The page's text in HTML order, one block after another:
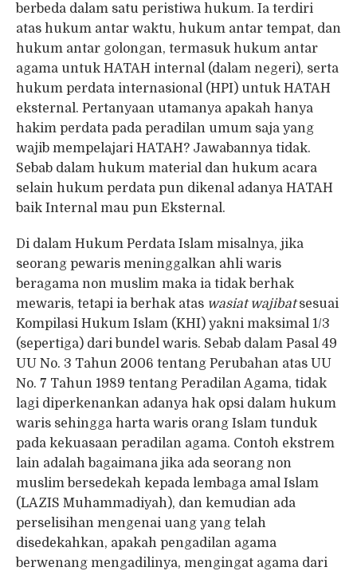
berbeda dalam satu peristiwa hukum. Ia terdiri
atas hukum antar waktu, hukum antar tempat, dan
hukum antar golongan, termasuk hukum antar
agama untuk HATAH internal (dalam negeri), serta
hukum perdata internasional (HPI) untuk HATAH
eksternal. Pertanyaan utamanya apakah hanya
hakim perdata pada peradilan umum saja yang
wajib mempelajari HATAH? Jawabannya tidak.
Sebab dalam hukum material dan hukum acara
selain hukum perdata pun dikenal adanya HATAH
baik Internal mau pun Eksternal.
Di dalam Hukum Perdata Islam misalnya, jika
seorang pewaris meninggalkan ahli waris
beragama non muslim maka ia tidak berhak
mewaris, tetapi ia berhak atas wasiat wajibatsesuai
Kompilasi Hukum Islam (KHI) yakni maksimal 1/3
(sepertiga) dari bundel waris. Sebab dalam Pasal 49
UU No. 3 Tahun 2006 tentang Perubahan atas UU
No. 7 Tahun 1989 tentang Peradilan Agama, tidak
lagi diperkenankan adanya hak opsi dalam hukum
waris sehingga harta waris orang Islam tunduk
pada kekuasaan peradilan agama. Contoh ekstrem
lain adalah bagaimana jika ada seorang non
muslim bersedekah kepada lembaga amal Islam
(LAZIS Muhammadiyah), dan kemudian ada
perselisihan mengenai uang yang telah
disedekahkan, apakah pengadilan agama
berwenang mengadilinya, mengingat agama dari